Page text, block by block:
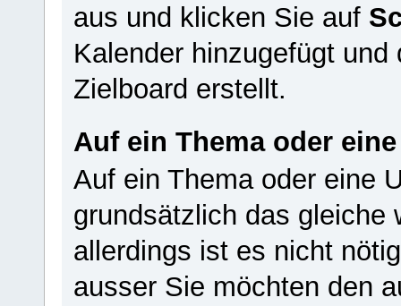
aus und klicken Sie auf
Kalender hinzugefügt
Zielboard erstellt.
Auf ein Thema oder
Auf ein Thema oder eine
grundsätzlich das gleiche
allerdings ist es nicht
ausser Sie möchten den